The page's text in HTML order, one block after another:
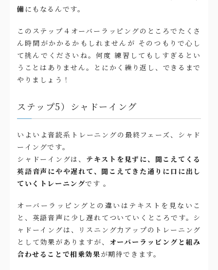
備 にもなるんです。
このステップ４オーバーラッピングのところでたくさ
ん時間がかかるかもしれませんが そのつもりで心し
て挑んでくださいね。何度 練習してもしすぎるとい
うことはありません。とにかく繰り返し、できるまで
やりましょう！
ステップ5）シャドーイング
いよいよ音読系トレーニングの最終フェーズ、シャド
ーイングです。
シャドーイングは、 テキストを見ずに、聞こえてくる
英語音声にやや遅れて、聞こえてきた通りに口に出し
ていくトレーニングです 。
オーバーラッピングとの違いはテキストを見ないこ
と、英語音声に少し遅れてついていくところです。シ
ャドーイングは、リスニング力アップのトレーニング
として効果がありますが、
オーバーラッピングと組み
合わせることで相乗効果が期待できます。